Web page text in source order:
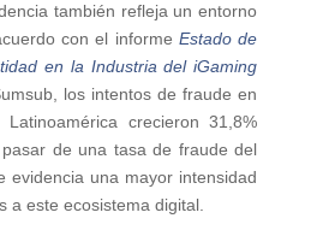
también refleja un entorno
con el informe Estado de
en la Industria del iGaming
los intentos de fraude en
crecieron 31,8%
de una tasa de fraude del
evidencia una mayor intensidad
a este ecosistema digital.